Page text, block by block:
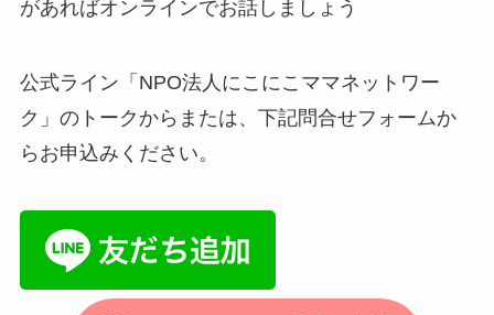
があればオンラインでお話しましょう
公式ライン「NPO法人にこにこママネットワー
ク」のトークからまたは、下記問合せフォームか
らお申込みください。